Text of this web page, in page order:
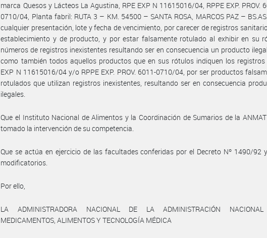
marca Quesos y Lácteos La Agustina, RPE EXP N 11615016/04, RPPE EXP. PROV.
0710/04, Planta fabril: RUTA 3 – KM. 54500 – SANTA ROSA, MARCOS PAZ –
cualquier presentación, lote y fecha de vencimiento, por carecer de registros
establecimiento y de producto, y por estar falsamente rotulado al exhibir en su
números de registros inexistentes resultando ser en consecuencia un producto
como también todos aquellos productos que en sus rótulos indiquen los registros
EXP N 11615016/04 y/o RPPE EXP. PROV. 6011-0710/04, por ser productos
rotulados que utilizan registros inexistentes, resultando ser en consecuencia
ilegales.
Que el Instituto Nacional de Alimentos y la Coordinación de Sumarios de la
tomado la intervención de su competencia.
Que se actúa en ejercicio de las facultades conferidas por el Decreto Nº 1490/92
modificatorios.
Por ello,
LA ADMINISTRADORA NACIONAL DE LA ADMINISTRACIÓN
MEDICAMENTOS, ALIMENTOS Y TECNOLOGÍA MÉDICA